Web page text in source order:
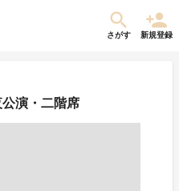
さがす 新規登録
演・二階席